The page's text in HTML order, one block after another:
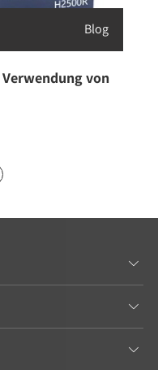
Blog
von


